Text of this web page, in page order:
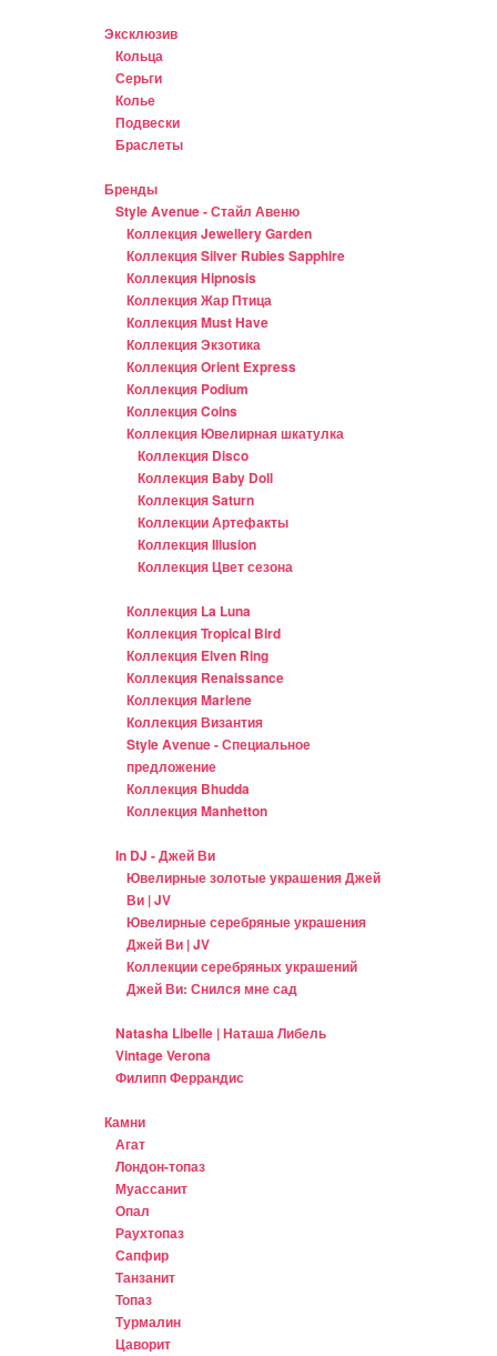
Эксклюзив
Кольца
Серьги
Колье
Подвески
Браслеты
Бренды
Style Avenue - Стайл Авеню
Коллекция Jewellery Garden
Коллекция Silver Rubies Sapphire
Коллекция Hipnosis
Коллекция Жар Птица
Коллекция Must Have
Коллекция Экзотика
Коллекция Orient Express
Коллекция Podium
Коллекция Coins
Коллекция Ювелирная шкатулка
Коллекция Disco
Коллекция Baby Doll
Коллекция Saturn
Коллекции Артефакты
Коллекция Illusion
Коллекция Цвет сезона
Коллекция La Luna
Коллекция Tropical Bird
Коллекция Elven Ring
Коллекция Renaissance
Коллекция Marlene
Коллекция Византия
Style Avenue - Специальное
предложение
Коллекция Bhudda
Коллекция Manhetton
In DJ - Джей Ви
Ювелирные золотые украшения Джей
Ви | JV
Ювелирные серебряные украшения
Джей Ви | JV
Коллекции серебряных украшений
Джей Ви: Снился мне сад
Natasha Libelle | Наташа Либель
Vintage Verona
Филипп Феррандис
Камни
Агат
Лондон-топаз
Муассанит
Опал
Раухтопаз
Сапфир
Танзанит
Топаз
Турмалин
Цаворит